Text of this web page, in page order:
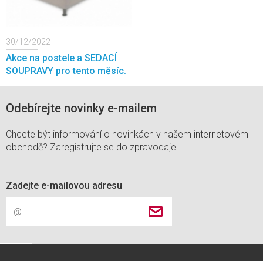
30/12/2022
Akce na postele a SEDACÍ
SOUPRAVY pro tento měsíc.
Odebírejte novinky e-mailem
Chcete být informování o novinkách v našem internetovém
obchodě? Zaregistrujte se do zpravodaje.
Zadejte e-mailovou adresu